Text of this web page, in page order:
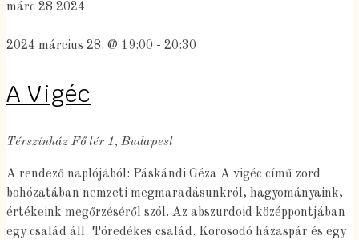
márc 28 2024
2024 március 28. @ 19:00 - 20:30
A Vigéc
Térszínház Fő tér 1, Budapest
A rendező naplójából: Páskándi Géza A vigéc című zord
bohózatában nemzeti megmaradásunkról, hagyományaink,
értékeink megőrzéséről szól. Az abszurdoid középpontjában
egy család áll. Töredékes család. Korosodó házaspár és egy